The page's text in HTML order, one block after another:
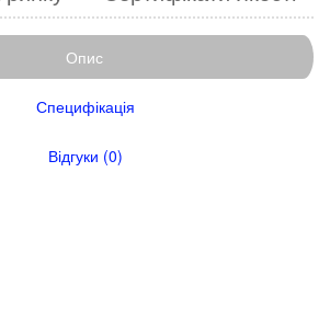
Опис
Специфікація
Відгуки (0)